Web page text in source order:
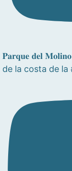
𝐏𝐚𝐫𝐪𝐮𝐞 𝐝𝐞𝐥
de la costa de